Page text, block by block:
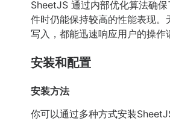
SheetJS 通过内部优化算法确
件时仍能保持较高的性能表现。
写入，都能迅速响应用户的操作
安装和配置
安装方法
你可以通过多种方式安装